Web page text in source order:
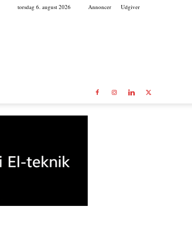
torsdag 6. august 2026 Annoncer Udgiver